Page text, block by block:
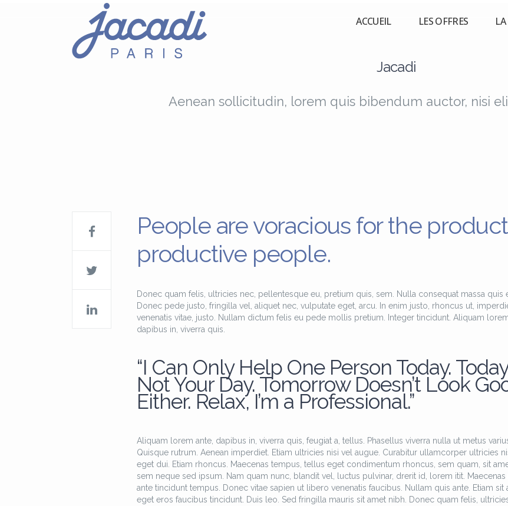
ACCUEIL LES OFFRES
Jacadi
Aenean sollicitudin, lorem quis bibendum auctor, nisi
People are voracious for the
productive people.
Donec quam felis, ultricies nec, pellentesque eu, pretium quis, sem. Nulla consequat massa quis
Donec pede justo, fringilla vel, aliquet nec, vulputate eget, arcu. In enim justo, rhoncus ut,
venenatis vitae, justo. Nullam dictum felis eu pede mollis pretium. Integer tincidunt. Aliquam
dapibus in, viverra quis.
“I Can Only Help One Person Today.
Not Your Day. Tomorrow Doesn’t Look
Either. Relax, I’m a Professional.”
Aliquam lorem ante, dapibus in, viverra quis, feugiat a, tellus. Phasellus viverra nulla ut metus
Quisque rutrum. Aenean imperdiet. Etiam ultricies nisi vel augue. Curabitur ullamcorper ultricies
eget dui. Etiam rhoncus. Maecenas tempus, tellus eget condimentum rhoncus, sem quam, sit
sem neque sed ipsum. Nam quam nunc, blandit vel, luctus pulvinar, drerit id, lorem itit.
ante tincidunt tempus. Donec vitae sapien ut libero venenatis faucibus. Nullam quis ante. Etiam sit
eget eros faucibus tincidunt. Duis leo. Sed fringilla mauris sit amet nibh. Donec quam felis,